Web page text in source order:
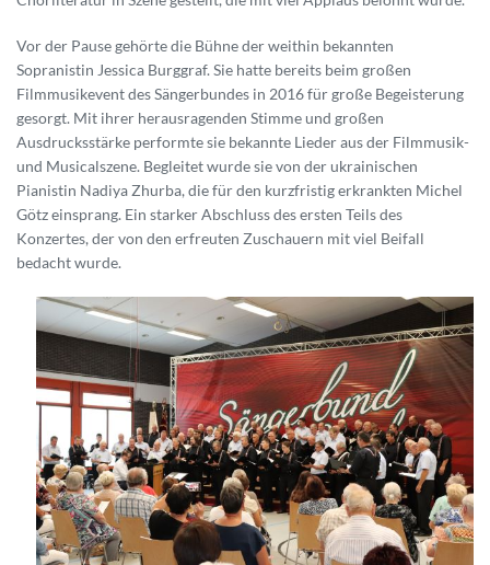
Vor der Pause gehörte die Bühne der weithin bekannten
Sopranistin Jessica Burggraf. Sie hatte bereits beim großen
Filmmusikevent des Sängerbundes in 2016 für große Begeisterung
gesorgt. Mit ihrer herausragenden Stimme und großen
Ausdrucksstärke performte sie bekannte Lieder aus der Filmmusik-
und Musicalszene. Begleitet wurde sie von der ukrainischen
Pianistin Nadiya Zhurba, die für den kurzfristig erkrankten Michel
Götz einsprang. Ein starker Abschluss des ersten Teils des
Konzertes, der von den erfreuten Zuschauern mit viel Beifall
bedacht wurde.